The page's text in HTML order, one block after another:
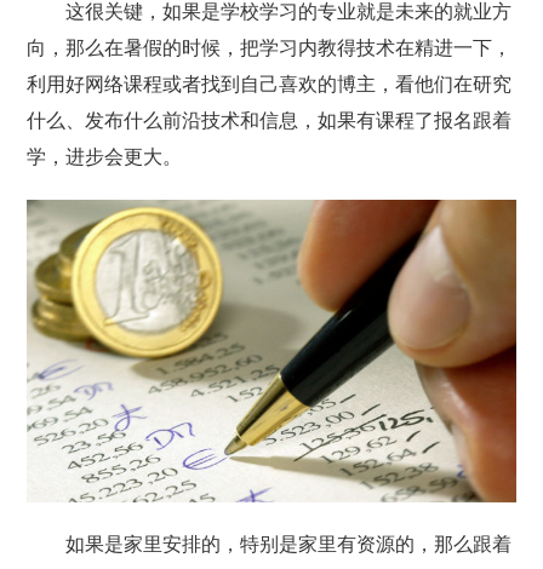
这很关键，如果是学校学习的专业就是未来的就业方
向，那么在暑假的时候，把学习内教得技术在精进一下，
利用好网络课程或者找到自己喜欢的博主，看他们在研究
什么、发布什么前沿技术和信息，如果有课程了报名跟着
学，进步会更大。
如果是家里安排的，特别是家里有资源的，那么跟着